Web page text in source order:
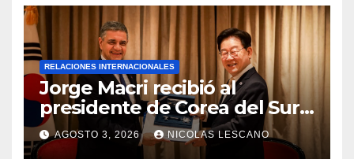
RELACIONES INTERNACIONALES
Jorge Macri recibió al
presidente de Corea del Sur y
le entregó la Llave de la
Ciudad
AGOSTO 3, 2026 NICOLAS LESCANO